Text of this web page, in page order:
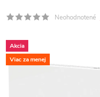
Neohodnotené
Akcia
Viac za menej